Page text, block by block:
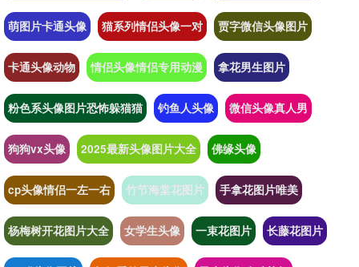
萌图片卡通头像 猫系列情侣头像一对 贾字微信头像图片
卡通头像动物 情侣头像情侣专用动漫 拿花男生图片
粉色系头像图片恐怖躲猫猫 钓鱼人头像 微信头像真人男
狗狗vx头像 2025最新头像图片大全 佛缘头像
cp头像情侣一左一右 竹节海棠花图片 手拿花图片唯美
杨梅树开花图片大全 女学生头像 一束花图片 长藤花图片